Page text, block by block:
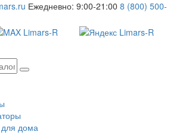
Ежедневно: 9:00-21:00 8 (800) 500-
для дома